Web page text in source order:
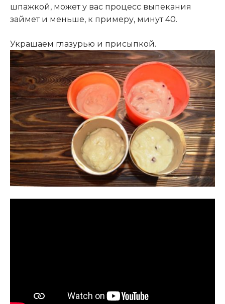
шпажкой, может у вас процесс выпекания
займет и меньше, к примеру, минут 40.
Украшаем глазурью и присыпкой.